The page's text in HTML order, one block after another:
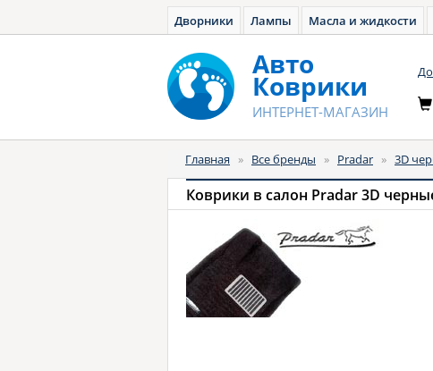
Дворники Лампы Масла и жидкости
Авто
Коврики
ИНТЕРНЕТ-МАГАЗИН
Главная » Все бренды » Pradar » 3D
Коврики в салон Pradar 3D